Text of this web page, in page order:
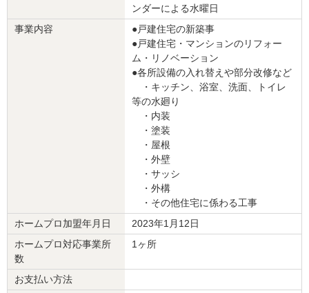
ざいます。お子様がもう少し大きくなられたときに、お庭で自由に
遊ばれる姿が目に浮かびます。
何かご用の際はよろしくお願い申し上げます。
外構・エクステリア
平塚市
※ホームプロ加盟前の成約者にいただいた評価です
こちらの会社を利用して大変良かったとの友人からのクチコミで紹
介してもらいました。営業担当は時間に正確で、応対や言葉遣い、
身だしなみ等もきちんとしていて感じがよかったです。実際に作業
された方も皆さん素晴らしく丁寧な仕事ぶりで、信頼をおいてお任
せすることができました。リビングダイニングを中心に内装工事を
ンダーによる水曜日
事業内容
●戸建住宅の新築事
●戸建住宅・マンションのリフォー
ム・リノベーション
●各所設備の入れ替えや部分改修など
・キッチン、浴室、洗面、トイレ
等の水廻り
・内装
・塗装
・屋根
・外壁
・サッシ
・外構
・その他住宅に係わる工事
ホームプロ加盟年月日
2023年1月12日
ホームプロ対応事業所
数
1ヶ所
お支払い方法